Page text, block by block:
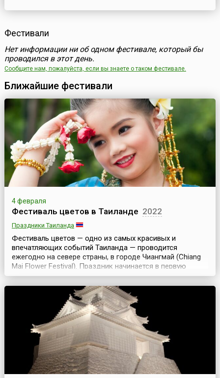
Фестивали
Нет информации ни об одном фестивале, который бы
проводился в этот день.
Сообщите нам, пожалуйста, если вы знаете о таком фестивале.
Ближайшие фестивали
4 февраля
Фестиваль цветов в Таиланде 2022
Праздники Таиланда
Фестиваль цветов — одно из самых красивых и
впечатляющих событий Таиланда — проводится
ежегодно на севере страны, в городе Чиангмай (Chiang
Mai Flower Festival). Праздник начинается в первую
пятницу февраля и длится три дня.История
свидетельствует, что когда-то давным-давно город
Чиангмай называли «розой севера» (Rose of the North).
Считалось, что это самый прекрасный город на севере